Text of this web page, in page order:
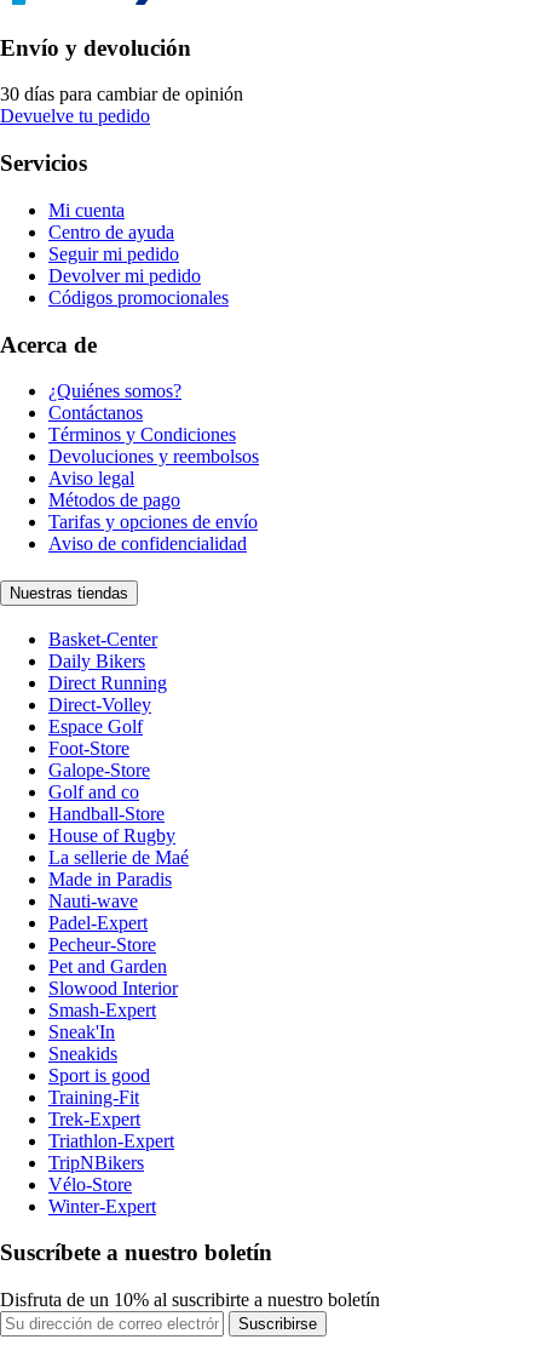
Envío y devolución
30 días para cambiar de opinión
Devuelve tu pedido
Servicios
Mi cuenta
Centro de ayuda
Seguir mi pedido
Devolver mi pedido
Códigos promocionales
Acerca de
¿Quiénes somos?
Contáctanos
Términos y Condiciones
Devoluciones y reembolsos
Aviso legal
Métodos de pago
Tarifas y opciones de envío
Aviso de confidencialidad
Nuestras tiendas
Basket-Center
Daily Bikers
Direct Running
Direct-Volley
Espace Golf
Foot-Store
Galope-Store
Golf and co
Handball-Store
House of Rugby
La sellerie de Maé
Made in Paradis
Nauti-wave
Padel-Expert
Pecheur-Store
Pet and Garden
Slowood Interior
Smash-Expert
Sneak'In
Sneakids
Sport is good
Training-Fit
Trek-Expert
Triathlon-Expert
TripNBikers
Vélo-Store
Winter-Expert
Suscríbete a nuestro boletín
Disfruta de un 10% al suscribirte a nuestro boletín
Suscribirse